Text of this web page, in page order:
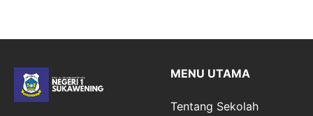
MENU UTAMA
Tentang Sekolah